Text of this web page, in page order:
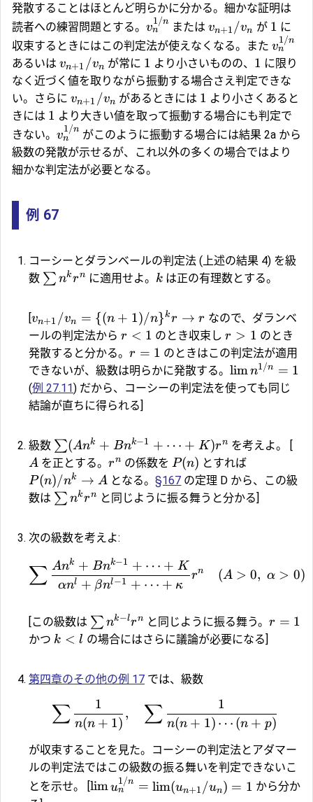
発散することはほとんど明らかに分かる。細かな証明は
読者への練習問題とする。 vn
1/n または vn+1 /vn が 1 に
収束するときにはこの判定法が使えなくなる。また vn
1/n
あるいは vn+1 /vn が常に 1 より小さいものの、 1 に限り
なく近づく値を取りながら振動する場合さえ判定できな
い。さらに vn+1 /vn があるときには 1 より小さくあると
きには 1 より大きい値を取って振動する場合にも判定で
きない。 vn
1/n がこのように振動する場合には結果 2a から
級数の発散が示せるが、これ以外の多くの場合ではより
細かな判定法が必要となる。
例 67
コーシーとダランベールの判定法 (上述の結果 4) を級
数 ∑ nkrn に適用せよ。 k は正の有理数とする。
vn+1 /vn = {(n + 1)/n}kr → r なので、ダランベ
ールの判定法から r < 1 のとき収束しr > 1 のとき
発散すると分かる。 r = 1 のときはこの判定法が適用
できないが、級数は明らかに発散する。 limn1/n = 1
(例 27.11) だから、コーシーの判定法を使っても同じ
結論が直ちに得られる]
級数 ∑(Ank + Bnk−1 + ⋯ + K)rn を考えよ。 [
A を正とする。 rn の係数を P(n) とすれば
P(n)/nk → A となる。§167 の定理 D から、この級
数は ∑ nkrn と同じように振る舞うと分かる]
次の級数を考えよ:
∑ αnl + βnl−1 + ⋯ + κ
Ank + Bnk−1 + ⋯ + K
rn (A > 0, α > 0)
[この級数は ∑ nk−lrn と同じように振る舞う。 r = 1
かつ k < l の場合にはさらに議論が必要になる]
第四章のその他の例 17 では、級数
∑ n(n + 1)
1
, ∑ n(n + 1) ⋯ (n + p)
1
が収束することを見た。コーシーの判定法とアダマー
ルの判定法ではこの級数の振る舞いを判定できないこ
とを示せ。 [ limun
1/n = lim(un+1 /un) = 1 から分か